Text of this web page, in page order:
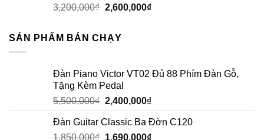
3,200,000₫ 2,600,000₫
SẢN PHẨM BÁN CHẠY
Đàn Piano Victor VT02 Đủ 88 Phím Đàn Gỗ,
Tặng Kèm Pedal
5,500,000₫ 2,400,000₫
Đàn Guitar Classic Ba Đờn C120
1,850,000₫ 1,690,000₫